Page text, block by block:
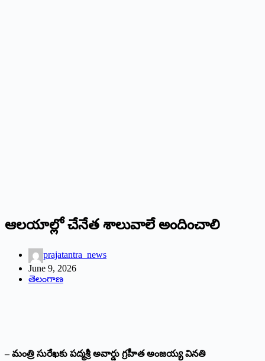
ఆలయాల్లో చేనేత శాలువాలే అందించాలి
prajatantra_news
June 9, 2026
తెలంగాణ
– మంత్రి సురేఖకు పద్మశ్రీ అవార్డు గ్రహీత అంజయ్య వినతి